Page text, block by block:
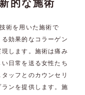
的な施術
術を用いた施術で
効果的なコラーゲン
します。施術は痛み
日常を送る女性たち
ッフとのカウンセリ
ンを提供します。施